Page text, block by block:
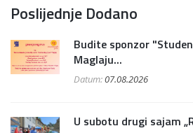
Poslijednje Dodano
Budite sponzor
Maglaju...
Datum:07.08.2026
U subotu drugi sajam